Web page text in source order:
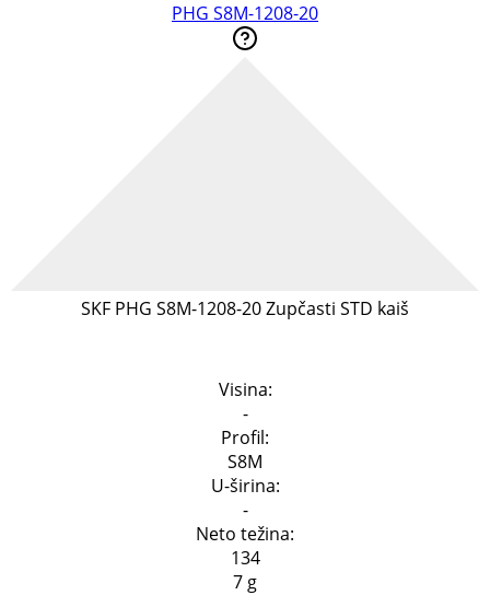
PHG S8M-1208-20
SKF PHG S8M-1208-20 Zupčasti STD kaiš
Visina:
-
Profil:
S8M
U-širina:
-
Neto težina:
134
7 g